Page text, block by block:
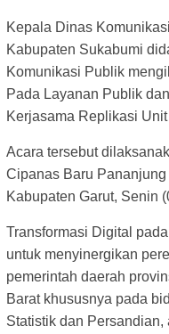
Kepala Dinas
Kabupaten Sukabumi
Komunikasi Publik
Pada Layanan Publik
Kerjasama Replikasi
Acara tersebut
Cipanas Baru
Kabupaten Garut, Senin
Transformasi Digital
untuk menyinergikan
pemerintah daerah
Barat khususnya pada
Statistik dan